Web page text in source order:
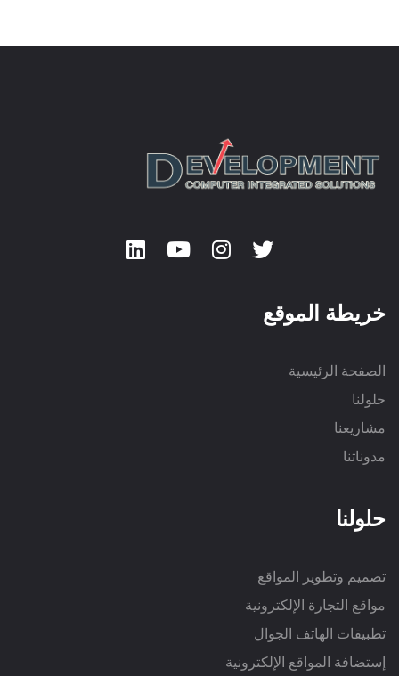
خريطة الموقع
الصفحة الرئيسية
حلولنا
مشاريعنا
مدوناتنا
حلولنا
تصميم وتطوير المواقع
مواقع التجارة الإلكترونية
تطبيقات الهاتف الجوال
إستضافة المواقع الإلكترونية